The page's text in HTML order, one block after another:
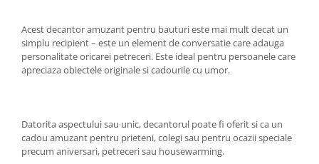
Acest decantor amuzant pentru bauturi este mai mult decat un
simplu recipient – este un element de conversatie care adauga
personalitate oricarei petreceri. Este ideal pentru persoanele care
apreciaza obiectele originale si cadourile cu umor.
Datorita aspectului sau unic, decantorul poate fi oferit si ca un
cadou amuzant pentru prieteni, colegi sau pentru ocazii speciale
precum aniversari, petreceri sau housewarming.